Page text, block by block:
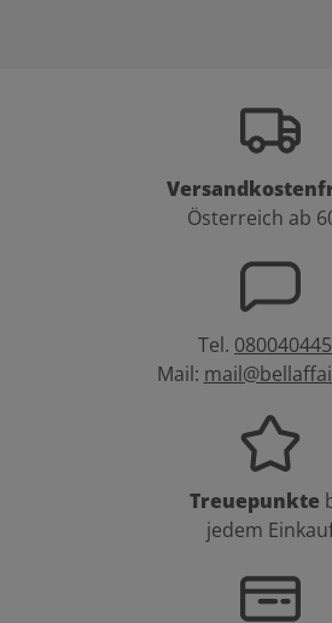
Österreich ab
Tel.
Mail:
Treuepunkte
jedem